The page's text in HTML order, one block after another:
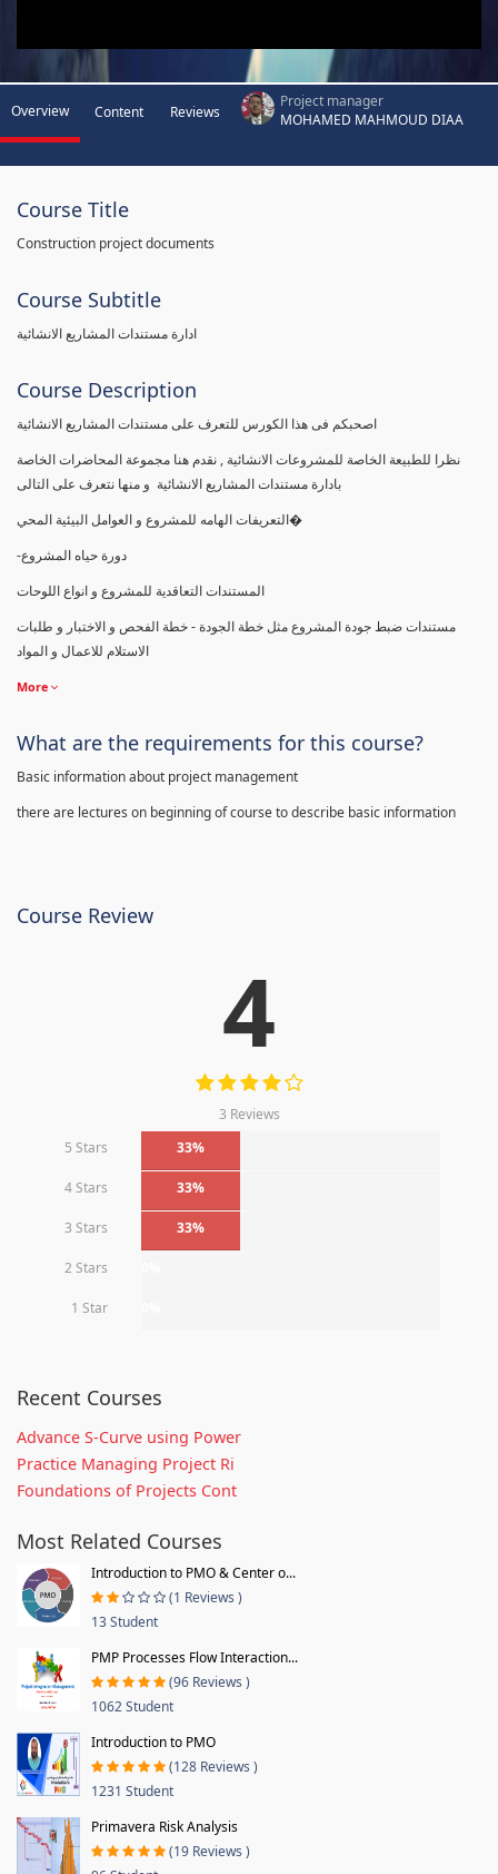
Overview Content Reviews
Project manager
MOHAMED MAHMOUD DIAA
Course Title
Construction project documents
Course Subtitle
ادارة مستندات المشاريع الانشائية
Course Description
نظرا للطبيعة الخاصة للمشروعات الانشائية , نقدم هنا مجموعة المحاضرات الخاصة
التعريفات الهامه للمشروع و العوامل البيئية المحي�
مستندات ضبط جودة المشروع مثل خطة الجودة - خطة الفحص و الاختبار و طلبات
الاستلام للاعمال و المواد
More
What are the requirements for this course?
Basic information about project management
there are lectures on beginning of course to describe basic information
Course Review
4
3 Reviews
5 Stars
33%
4 Stars 33%
3 Stars 33%
2 Stars
1 Star
Recent Courses
Advance S-Curve using Power
Practice Managing Project Ri
Foundations of Projects Cont
Most Related Courses
Introduction to PMO & Center o...
(1 Reviews )
13 Student
PMP Processes Flow Interaction...
(96 Reviews )
1062 Student
Introduction to PMO
(128 Reviews )
1231 Student
Primavera Risk Analysis
(19 Reviews )